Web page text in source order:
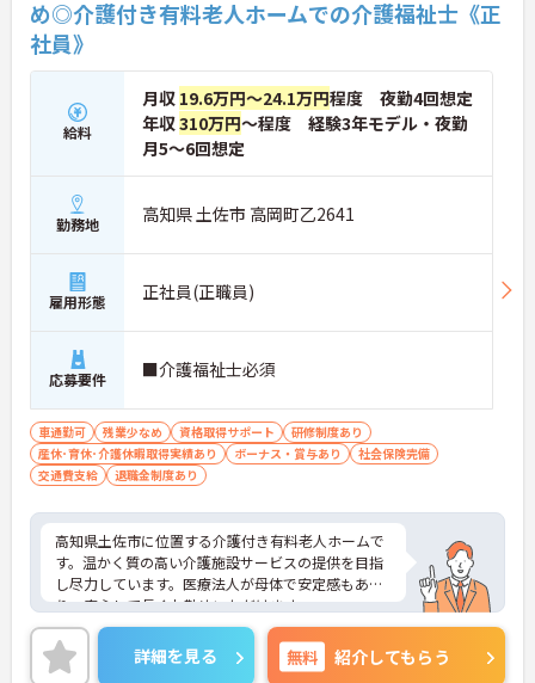
め◎介護付き有料老人ホームでの介護福祉士《正
社員》
給料
月収 19.6万円～24.1万円程度 夜勤4回想定
年収310万円～程度 経験3年モデル・夜勤
月5～6回想定
勤務地 高知県 土佐市 高岡町乙2641
雇用形態 正社員(正職員)
応募要件 ■介護福祉士必須
車通勤可 残業少なめ 資格取得サポート
研修制度あり
産休･育休･介護休暇取得実績あり
ボーナス・賞与あり
社会保険完備
交通費支給
退職金制度あり
高知県土佐市に位置する介護付き有料老人ホームで
す。温かく質の高い介護施設サービスの提供を目指
し尽力しています。医療法人が母体で安定感もあ
り、安心して長くお勤めいただけます。
ご興味のある方には、面接対策ポイントなど、さら
に詳細をお話しいたしますのでお気軽にご相談くだ
さい！
詳細を見る 無料 紹介してもらう